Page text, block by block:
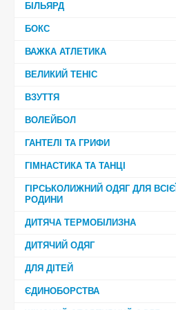
БІЛЬЯРД
БОКС
ВАЖКА АТЛЕТИКА
ВЕЛИКИЙ ТЕНІС
ВЗУТТЯ
ВОЛЕЙБОЛ
ГАНТЕЛІ ТА ГРИФИ
ГІМНАСТИКА ТА ТАНЦІ
ГІРСЬКОЛИЖНИЙ ОДЯГ ДЛЯ ВСІЄЇ
РОДИНИ
ДИТЯЧА ТЕРМОБІЛИЗНА
ДИТЯЧИЙ ОДЯГ
ДЛЯ ДІТЕЙ
ЄДИНОБОРСТВА